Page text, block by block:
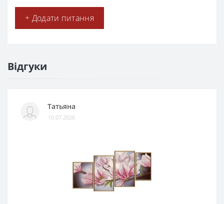
+ Додати питання
Відгуки
Татьяна
10.07.2026